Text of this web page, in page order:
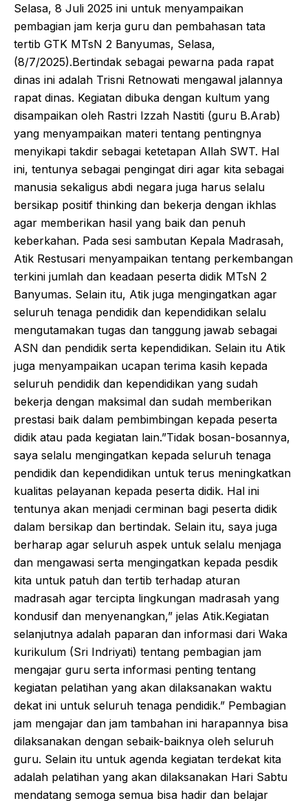
Selasa, 8 Juli 2025 ini untuk menyampaikan
pembagian jam kerja guru dan pembahasan tata
tertib GTK MTsN 2 Banyumas, Selasa,
(8/7/2025).Bertindak sebagai pewarna pada rapat
dinas ini adalah Trisni Retnowati mengawal jalannya
rapat dinas. Kegiatan dibuka dengan kultum yang
disampaikan oleh Rastri Izzah Nastiti (guru B.Arab)
yang menyampaikan materi tentang pentingnya
menyikapi takdir sebagai ketetapan Allah SWT. Hal
ini, tentunya sebagai pengingat diri agar kita sebagai
manusia sekaligus abdi negara juga harus selalu
bersikap positif thinking dan bekerja dengan ikhlas
agar memberikan hasil yang baik dan penuh
keberkahan. Pada sesi sambutan Kepala Madrasah,
Atik Restusari menyampaikan tentang perkembangan
terkini jumlah dan keadaan peserta didik MTsN 2
Banyumas. Selain itu, Atik juga mengingatkan agar
seluruh tenaga pendidik dan kependidikan selalu
mengutamakan tugas dan tanggung jawab sebagai
ASN dan pendidik serta kependidikan. Selain itu Atik
juga menyampaikan ucapan terima kasih kepada
seluruh pendidik dan kependidikan yang sudah
bekerja dengan maksimal dan sudah memberikan
prestasi baik dalam pembimbingan kepada peserta
didik atau pada kegiatan lain.”Tidak bosan-bosannya,
saya selalu mengingatkan kepada seluruh tenaga
pendidik dan kependidikan untuk terus meningkatkan
kualitas pelayanan kepada peserta didik. Hal ini
tentunya akan menjadi cerminan bagi peserta didik
dalam bersikap dan bertindak. Selain itu, saya juga
berharap agar seluruh aspek untuk selalu menjaga
dan mengawasi serta mengingatkan kepada pesdik
kita untuk patuh dan tertib terhadap aturan
madrasah agar tercipta lingkungan madrasah yang
kondusif dan menyenangkan,” jelas Atik.Kegiatan
selanjutnya adalah paparan dan informasi dari Waka
kurikulum (Sri Indriyati) tentang pembagian jam
mengajar guru serta informasi penting tentang
kegiatan pelatihan yang akan dilaksanakan waktu
dekat ini untuk seluruh tenaga pendidik.” Pembagian
jam mengajar dan jam tambahan ini harapannya bisa
dilaksanakan dengan sebaik-baiknya oleh seluruh
guru. Selain itu untuk agenda kegiatan terdekat kita
adalah pelatihan yang akan dilaksanakan Hari Sabtu
mendatang semoga semua bisa hadir dan belajar